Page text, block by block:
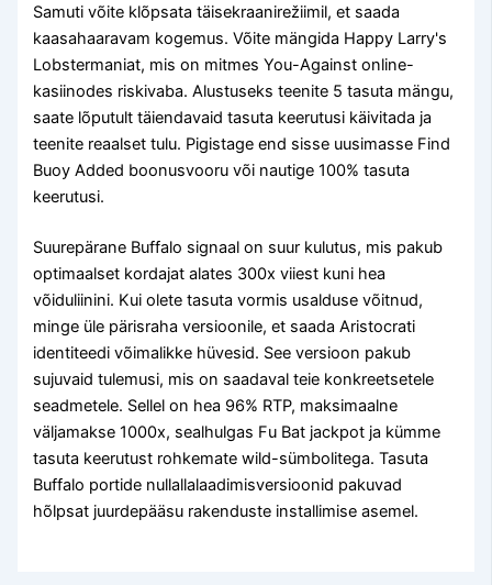
Samuti võite klõpsata täisekraanirežiimil, et saada
kaasahaaravam kogemus. Võite mängida Happy Larry's
Lobstermaniat, mis on mitmes You-Against online-
kasiinodes riskivaba. Alustuseks teenite 5 tasuta mängu,
saate lõputult täiendavaid tasuta keerutusi käivitada ja
teenite reaalset tulu. Pigistage end sisse uusimasse Find
Buoy Added boonusvooru või nautige 100% tasuta
keerutusi.
Suurepärane Buffalo signaal on suur kulutus, mis pakub
optimaalset kordajat alates 300x viiest kuni hea
võiduliinini. Kui olete tasuta vormis usalduse võitnud,
minge üle pärisraha versioonile, et saada Aristocrati
identiteedi võimalikke hüvesid. See versioon pakub
sujuvaid tulemusi, mis on saadaval teie konkreetsetele
seadmetele. Sellel on hea 96% RTP, maksimaalne
väljamakse 1000x, sealhulgas Fu Bat jackpot ja kümme
tasuta keerutust rohkemate wild-sümbolitega. Tasuta
Buffalo portide nullallalaadimisversioonid pakuvad
hõlpsat juurdepääsu rakenduste installimise asemel.